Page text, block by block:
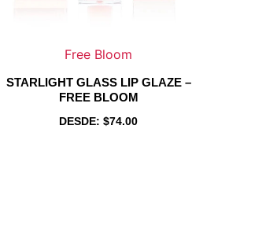
Free Bloom
en
página
producto
STARLIGHT GLASS LIP GLAZE –
FREE BLOOM
DESDE: $74.00
producto